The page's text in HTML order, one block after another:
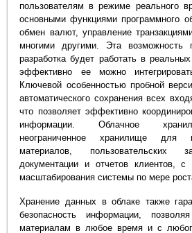
пользователям в режиме реального
основными функциями программного
обмен валют, управление
многими другими. Эта возможность
разработка будет работать в
эффективно ее можно
Ключевой особенностью пробной
автоматического сохранения всех
что позволяет эффективно
информации. Облачное
неограниченное хранилище для
материалов, пользовательских
документации и отчетов клиентов, с
масштабирования системы по мере
Хранение данных в облаке также
безопасность информации,
материалам в любое время и с